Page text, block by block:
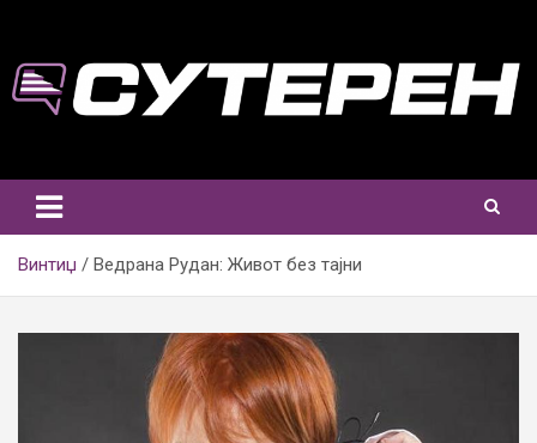
content
Винтиџ Ведрана Рудан: Живот без тајни